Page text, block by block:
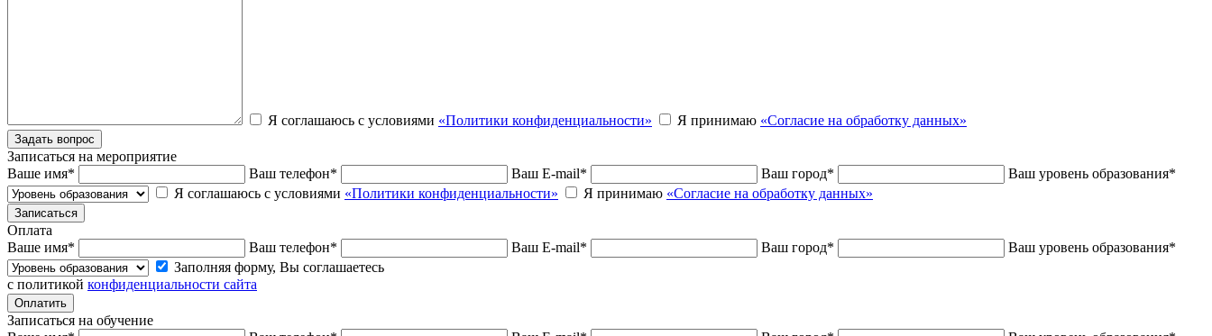
Я соглашаюсь с условиями «Политики конфиденциальности» Я принимаю «Согласие на обработку данных»
Записаться на мероприятие
Ваше имя* Ваш телефон* Ваш E-mail* Ваш город* Ваш уровень образования*
Я соглашаюсь с условиями «Политики конфиденциальности» Я принимаю «Согласие на обработку данных»
Оплата
Ваше имя* Ваш телефон* Ваш E-mail* Ваш город* Ваш уровень образования*
Заполняя форму, Вы соглашаетесь
с политикой конфиденциальности сайта
Записаться на обучение